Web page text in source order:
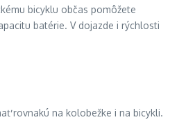
bicyklu občas pomôžete
batérie. V dojazde i rýchlosti
rovnakú na kolobežke i na bicykli.